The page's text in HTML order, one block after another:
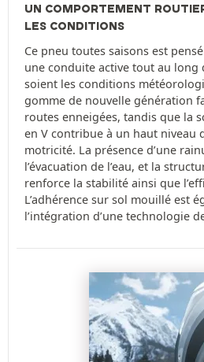
UN COMPORTEMENT
LES CONDITIONS
Ce pneu toutes saisons est
une conduite active tout au long
soient les conditions
gomme de nouvelle génération
routes enneigées, tandis que la
en V contribue à un haut niveau
motricité. La présence d’une
l’évacuation de l’eau, et la
renforce la stabilité ainsi que
L’adhérence sur sol mouillé est
l’intégration d’une technologie